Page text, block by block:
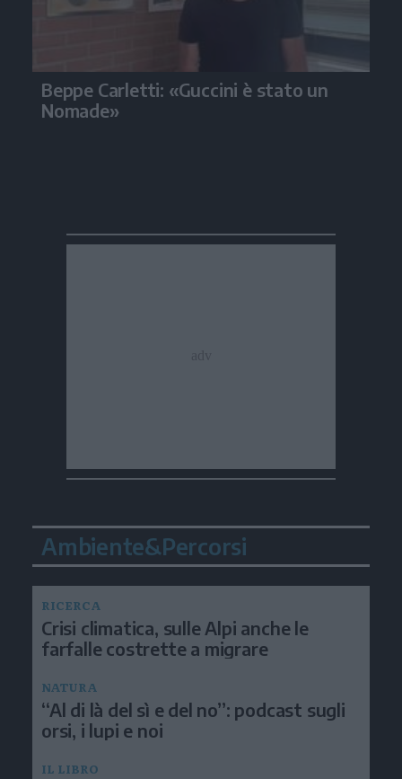
Beppe Carletti: «Guccini è stato un
Nomade»
Ambiente&Percorsi
RICERCA
Crisi climatica, sulle Alpi anche le
farfalle costrette a migrare
NATURA
“Al di là del sì e del no”: podcast sugli
orsi, i lupi e noi
IL LIBRO